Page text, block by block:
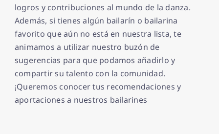
logros y contribuciones al mundo de la danza.
Además, si tienes algún bailarín o bailarina
favorito que aún no está en nuestra lista, te
animamos a utilizar nuestro buzón de
sugerencias para que podamos añadirlo y
compartir su talento con la comunidad.
¡Queremos conocer tus recomendaciones y
aportaciones a nuestros bailarines